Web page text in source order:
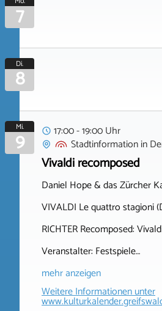
7
Di.
8
Mi.
9
17:00 - 19:00 Uhr
Stadtinformationin
Vivaldi recomposed
Daniel Hope & das Zürcher
VIVALDI Le quattro stagioni
RICHTER Recomposed:
Veranstalter: Festspiele…
mehr anzeigen
Weitere Informationen unter